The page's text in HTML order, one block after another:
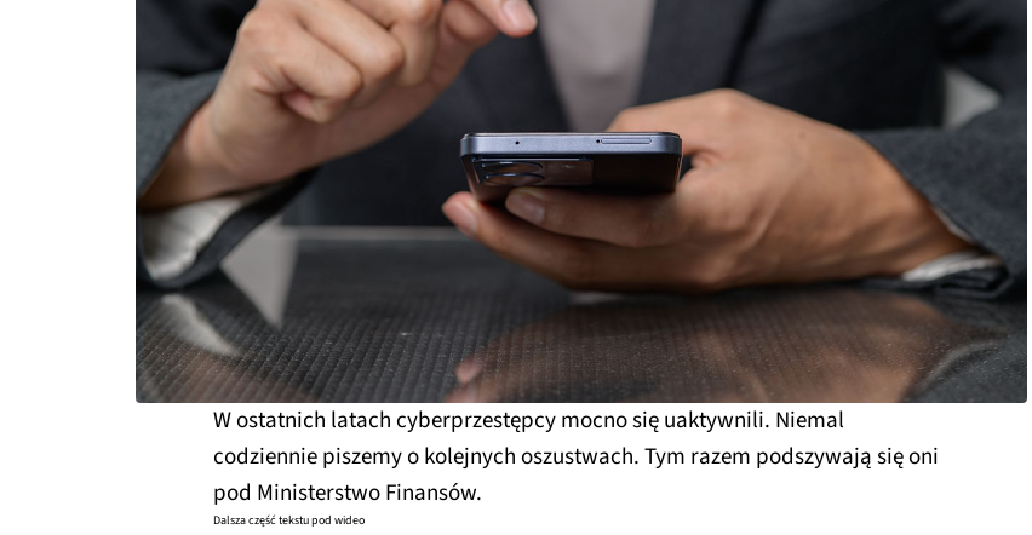
W ostatnich latach cyberprzestępcy mocno się uaktywnili. Niemal
codziennie piszemy o kolejnych oszustwach. Tym razem podszywają się oni
pod Ministerstwo Finansów.
Dalsza część tekstu pod wideo